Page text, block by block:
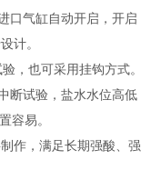
口气缸自动开启，开启
计。
，也可采用挂钩方式。
断试验，盐水水位高低
容易。
作，满足长期强酸、强